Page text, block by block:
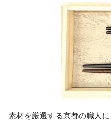
素材を厳選する京都の職人